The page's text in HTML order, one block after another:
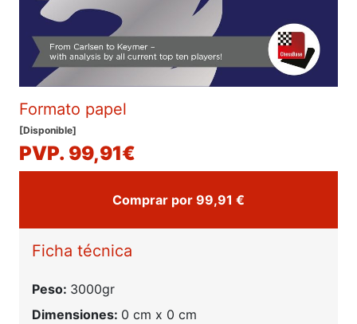
Formato papel
[Disponible]
PVP. 99,91€
Comprar por 99,91 €
Ficha técnica
Peso: 3000gr
Dimensiones: 0 cm x 0 cm